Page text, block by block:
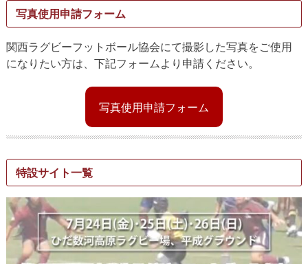
写真使用申請フォーム
関西ラグビーフットボール協会にて撮影した写真をご使用
になりたい方は、下記フォームより申請ください。
写真使用申請フォーム
特設サイト一覧